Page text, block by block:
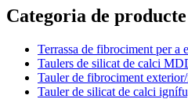
Categoria de producte
Terrassa de fibrociment per a
Taulers de silicat de calci
Tauler de fibrociment
Tauler de silicat de calci